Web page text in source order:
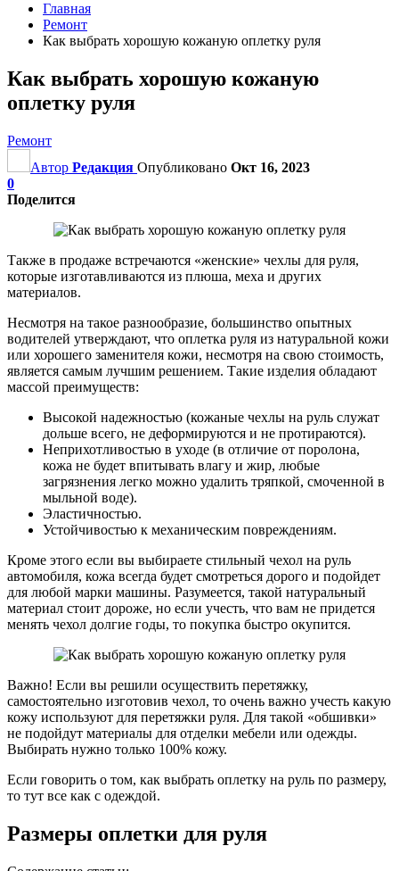
Главная
Ремонт
Как выбрать хорошую кожаную оплетку руля
Как выбрать хорошую кожаную
оплетку руля
Ремонт
Автор Редакция Опубликовано Окт 16, 2023
0
Поделится
Также в продаже встречаются «женские» чехлы для руля,
которые изготавливаются из плюша, меха и других
материалов.
Несмотря на такое разнообразие, большинство опытных
водителей утверждают, что оплетка руля из натуральной кожи
или хорошего заменителя кожи, несмотря на свою стоимость,
является самым лучшим решением. Такие изделия обладают
массой преимуществ:
Высокой надежностью (кожаные чехлы на руль служат
дольше всего, не деформируются и не протираются).
Неприхотливостью в уходе (в отличие от поролона,
кожа не будет впитывать влагу и жир, любые
загрязнения легко можно удалить тряпкой, смоченной в
мыльной воде).
Эластичностью.
Устойчивостью к механическим повреждениям.
Кроме этого если вы выбираете стильный чехол на руль
автомобиля, кожа всегда будет смотреться дорого и подойдет
для любой марки машины. Разумеется, такой натуральный
материал стоит дороже, но если учесть, что вам не придется
менять чехол долгие годы, то покупка быстро окупится.
Важно! Если вы решили осуществить перетяжку,
самостоятельно изготовив чехол, то очень важно учесть какую
кожу используют для перетяжки руля. Для такой «обшивки»
не подойдут материалы для отделки мебели или одежды.
Выбирать нужно только 100% кожу.
Если говорить о том, как выбрать оплетку на руль по размеру,
то тут все как с одеждой.
Размеры оплетки для руля